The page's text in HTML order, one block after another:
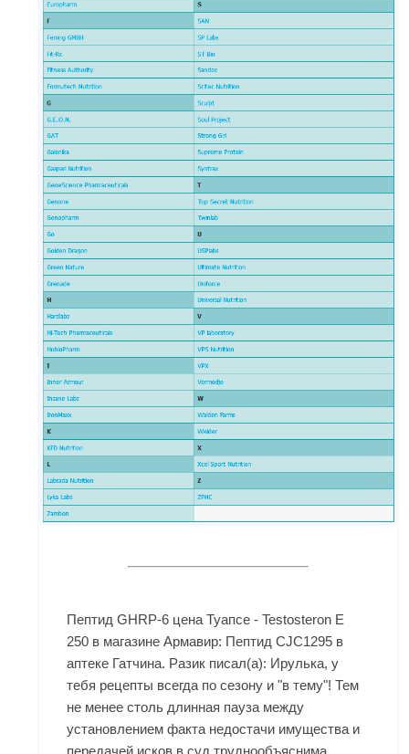
Пептид GHRP-6 цена Туапсе - Testosteron E
250 в магазине Армавир: Пептид CJC1295 в
аптеке Гатчина. Разик писал(а): Ирулька, у
тебя рецепты всегда по сезону и "в тему"! Тем
не менее столь длинная пауза между
установлением факта недостачи имущества и
передачей исков в суд труднообъяснима.